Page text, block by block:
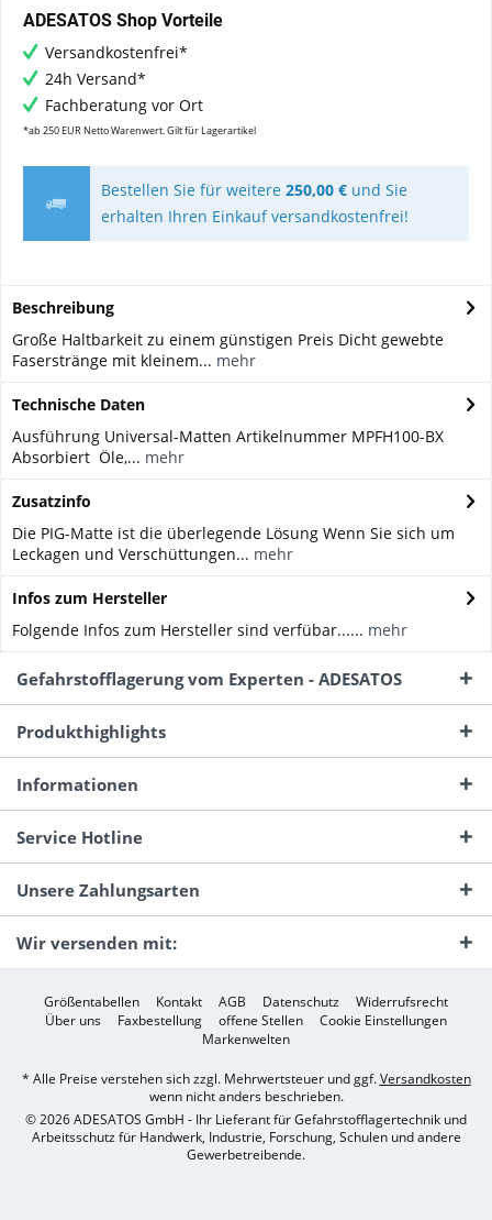
ADESATOS Shop Vorteile
Versandkostenfrei*
24h Versand*
Fachberatung vor Ort
*ab 250 EUR Netto Warenwert. Gilt für Lagerartikel
Bestellen Sie für weitere 250,00 €und Sie
erhalten Ihren Einkauf versandkostenfrei!
Beschreibung
Große Haltbarkeit zu einem günstigen Preis Dicht gewebte
Faserstränge mit kleinem... mehr
Technische Daten
Ausführung Universal-Matten Artikelnummer MPFH100-BX
Absorbiert Öle,... mehr
Zusatzinfo
Die PIG-Matte ist die überlegende Lösung Wenn Sie sich um
Leckagen und Verschüttungen... mehr
Infos zum Hersteller
Folgende Infos zum Hersteller sind verfübar...... mehr
Gefahrstofflagerung vom Experten - ADESATOS
Produkthighlights
Informationen
Service Hotline
Unsere Zahlungsarten
Wir versenden mit:
Größentabellen Kontakt AGB Datenschutz
Widerrufsrecht
Über uns
Faxbestellung offene Stellen
Cookie Einstellungen
Markenwelten
* Alle Preise verstehen sich zzgl. Mehrwertsteuer und ggf.Versandkosten
wenn nicht anders beschrieben.
© 2026 ADESATOS GmbH - Ihr Lieferant für Gefahrstofflagertechnik und
Arbeitsschutz für Handwerk, Industrie, Forschung, Schulen und andere
Gewerbetreibende.